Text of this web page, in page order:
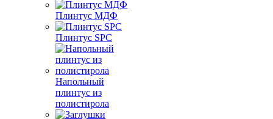
Плинтус МДФ
Плинтус SPC
Напольный
плинтус из
полистирола